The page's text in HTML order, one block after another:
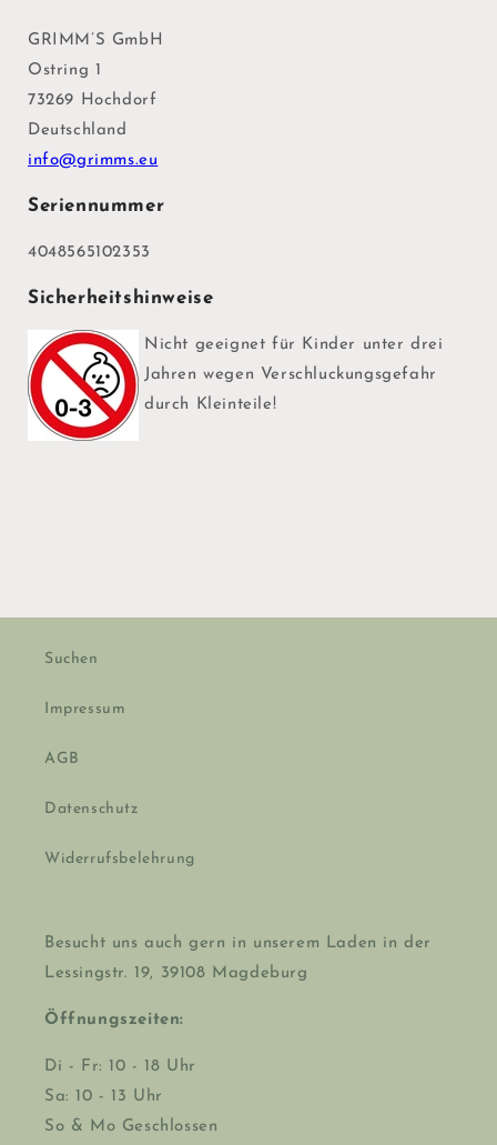
GRIMM’S GmbH
Ostring 1
73269 Hochdorf
Deutschland
info@grimms.eu
Seriennummer
4048565102353
Sicherheitshinweise
Nicht geeignet für Kinder unter drei
Jahren wegen Verschluckungsgefahr
durch Kleinteile!
Suchen
Impressum
AGB
Datenschutz
Widerrufsbelehrung
Besucht uns auch gern in unserem Laden in der
Lessingstr. 19, 39108 Magdeburg
Öffnungszeiten:
Di - Fr: 10 - 18 Uhr
Sa: 10 - 13 Uhr
So & Mo Geschlossen